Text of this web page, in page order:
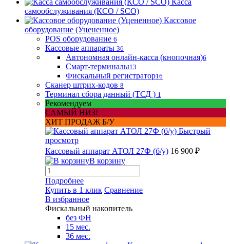
Касса
самообслуживания (КСО / SCO)
Кассовое
оборудование (Уцененное)
POS оборудование 6
Кассовые аппараты 36
Автономная онлайн-касса (кнопочная)6
Смарт-терминалы13
Фискальный регистратор16
Сканер штрих-кодов 8
Терминал сбора данный (ТСД ) 1
Рекомендуем
САМЫЙ НИЗ!
ХИТ ПРОДАЖ Б/У
Быстрый
просмотр
Кассовый аппарат АТОЛ 27Ф (б/у) 16 900 ₽
В корзину
Подробнее
Купить в 1 клик Сравнение
В избранное
Фискальный накопитель
без ФН
15 мес.
36 мес.